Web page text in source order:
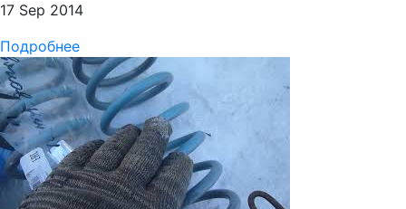
17 Sep 2014
Подробнее